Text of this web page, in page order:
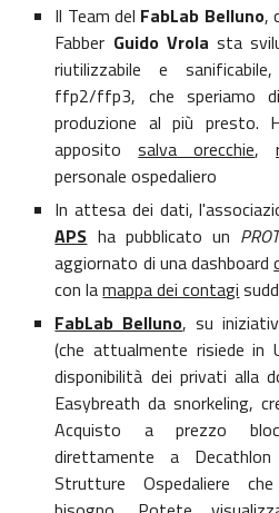
Il Team del FabLab Belluno,
Fabber Guido Vrola sta
riutilizzabile e
ffp2/ffp3, che speriamo
produzione al più presto.
appositosalva orecchie,
personale ospedaliero
In attesa dei dati,
APS ha pubblicato un
aggiornato di una dashboard
con lamappa dei contagi
FabLab Belluno, su
(che attualmente risiede in
disponibilità dei privati alla
Easybreath da snorkeling,
Acquisto a prezzo
direttamente a
Strutture Ospedaliere